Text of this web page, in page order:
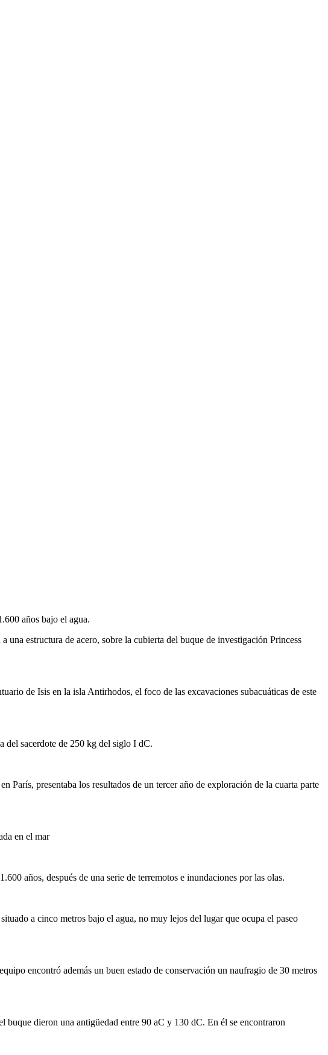
años bajo el agua.
estructura de acero, sobre la cubierta del buque de investigación Princess
de Isis en la isla Antirhodos, el foco de las excavaciones subacuáticas de este
del sacerdote de 250 kg del siglo I dC.
presentaba los resultados de un tercer año de exploración de la cuarta parte
años, después de una serie de terremotos e inundaciones por las olas.
a cinco metros bajo el agua, no muy lejos del lugar que ocupa el paseo
encontró además un buen estado de conservación un naufragio de 30 metros
buque dieron una antigüedad entre 90 aC y 130 dC. En él se encontraron